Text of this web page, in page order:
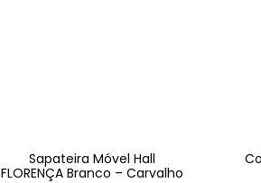
Sapateira Móvel Hall
FLORENÇA Branco – Carvalho